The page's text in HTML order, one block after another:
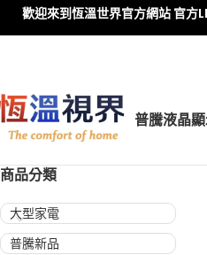
普騰液晶
商品分類
大型家電
普騰新品
歡迎來到恆溫世界官方網站 官方